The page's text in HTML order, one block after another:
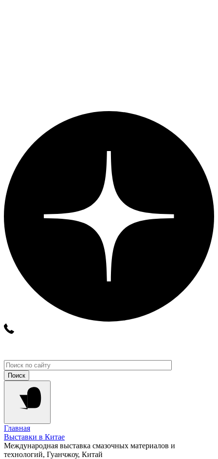
Главная
Выставки в Китае
Международная выставка смазочных материалов и
технологий, Гуанчжоу, Китай